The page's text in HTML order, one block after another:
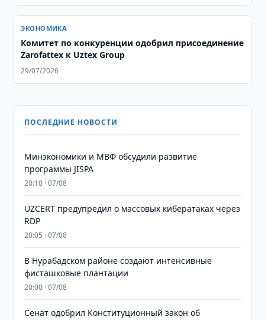
ЭКОНОМИКА
Комитет по конкуренции одобрил присоединение
Zarofattex к Uztex Group
29/07/2026
ПОСЛЕДНИЕ НОВОСТИ
Минэкономики и МВФ обсудили развитие
программы JISPA
20:10 · 07/08
UZCERT предупредил о массовых кибератаках через
RDP
20:05 · 07/08
В Нурабадском районе создают интенсивные
фисташковые плантации
20:00 · 07/08
Сенат одобрил Конституционный закон об